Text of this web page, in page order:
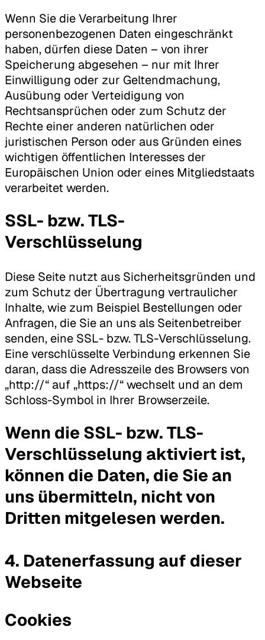
Wenn Sie die Verarbeitung Ihrer
personenbezogenen Daten eingeschränkt
haben, dürfen diese Daten – von ihrer
Speicherung abgesehen – nur mit Ihrer
Einwilligung oder zur Geltendmachung,
Ausübung oder Verteidigung von
Rechtsansprüchen oder zum Schutz der
Rechte einer anderen natürlichen oder
juristischen Person oder aus Gründen eines
wichtigen öffentlichen Interesses der
Europäischen Union oder eines Mitgliedstaats
verarbeitet werden.
SSL- bzw. TLS-
Verschlüsselung
Diese Seite nutzt aus Sicherheitsgründen und
zum Schutz der Übertragung vertraulicher
Inhalte, wie zum Beispiel Bestellungen oder
Anfragen, die Sie an uns als Seitenbetreiber
senden, eine SSL- bzw. TLS-Verschlüsselung.
Eine verschlüsselte Verbindung erkennen Sie
daran, dass die Adresszeile des Browsers von
„http://“ auf „https://“ wechselt und an dem
Schloss-Symbol in Ihrer Browserzeile.
Wenn die SSL- bzw. TLS-
Verschlüsselung aktiviert ist,
können die Daten, die Sie an
uns übermitteln, nicht von
Dritten mitgelesen werden.
4. Datenerfassung auf dieser
Webseite
Cookies